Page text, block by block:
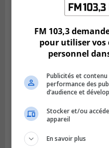
SAINT-CONSTANT
La police enquête
Constant
FM 103,3
pour utiliser vos
personnel
Publicités et
performance des
d’audience et
Stocker et/ou
appareil
En savoir plus